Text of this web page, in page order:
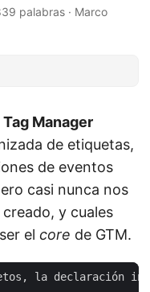
palabras · Marco
Manager
de etiquetas,
de eventos
casi nunca nos
y cuales
el core de GTM.